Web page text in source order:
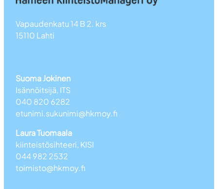
Vapaudenkatu 14 B 2. krs
15110 Lahti
Suoma Jokinen
Isännöitsijä, ITS
040 820 6282
etunimi.sukunimi@hkmoy.fi
Laura Tuomaala
kiinteistösihteeri, KISI
044 982 2532
toimisto@hkmoy.fi